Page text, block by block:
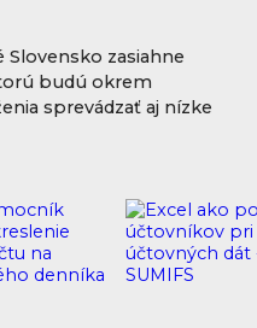
Slovensko zasiahne
budú okrem
sprevádzať aj nízke